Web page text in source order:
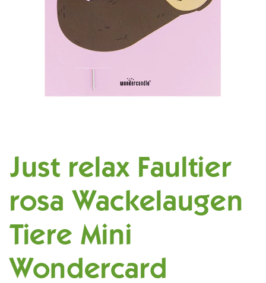
Just relax Faultier
rosa Wackelaugen
Tiere Mini
Wondercard